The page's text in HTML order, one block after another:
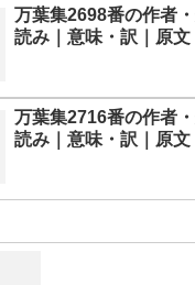
万葉集2698番の作者
読み｜意味・訳｜原文
万葉集2716番の作者
読み｜意味・訳｜原文